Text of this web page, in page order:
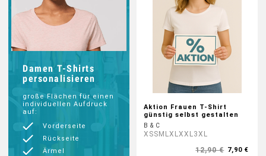
JACKEN
BABYKLEIDUNG
GESCHENKE
MARKEN
BIO-BAUMWOLLE
Damen T-Shirts
personalisieren
große Flächen für einen
individuellen Aufdruck
auf:
Vorderseite
Rückseite
Ärmel
Aktion Frauen T-Shirt
günstig selbst gestalten
B & C
XSSM L XL XXL 3XL
12,90 € 7,90 €